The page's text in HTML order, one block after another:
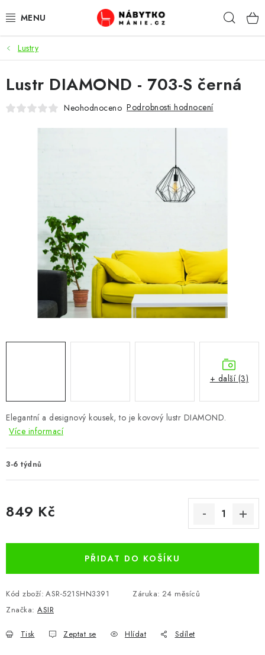
na
OBÝVACÍ POKOJ
KUCHYŇ A JÍDELNA
LOŽNICE
KANCELÁŘ / PRACOVNA
KOUPELNA A WC
PŘEDSÍŇ
CHOVATELSKÉ POTŘEBY
DOPLŇKY A DEKORACE
VÝPRODEJ
Kontakty
Lustry
Elegantní a designový kousek, to je kovový lustr DIAMOND.
Více informací
3-6 týdnů
849 Kč
PŘIDAT DO KOŠÍKU
Kód zboží: ASR-521SHN3391 Záruka: 24 měsíců
Značka: ASIR
Tisk Zeptat se Hlídat Sdílet
Lustr DIAMOND - 703-S černá
Neohodnoceno Podrobnosti hodnocení
+ další (3)